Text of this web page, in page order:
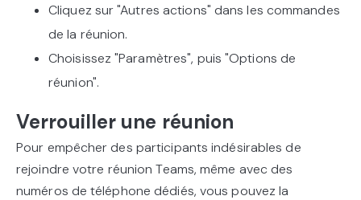
Cliquez sur "Autres actions" dans les commandes
de la réunion.
Choisissez "Paramètres", puis "Options de
réunion".
Verrouiller une réunion
Pour empêcher des participants indésirables de
rejoindre votre réunion Teams, même avec des
numéros de téléphone dédiés, vous pouvez la